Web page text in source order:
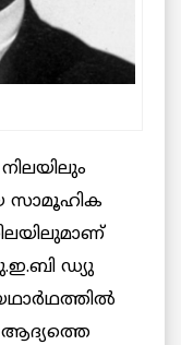
സാമൂഹിക
ഡ്യു
ആദ്യത്തെ